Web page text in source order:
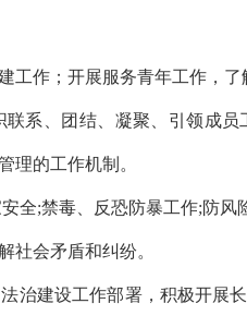
作；开展服务青年工作，了
、团结、凝聚、引领成员
理的工作机制。
;禁毒、反恐防暴工作;防风
会矛盾和纠纷。
建设工作部署，积极开展